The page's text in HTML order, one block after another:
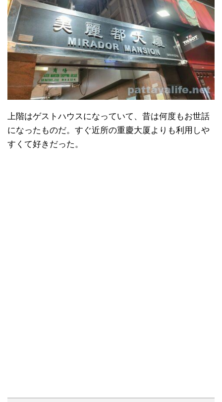
上階はゲストハウスになっていて、昔は何度もお世話
になったものだ。すぐ近所の重慶大厦よりも利用しや
すくて好きだった。